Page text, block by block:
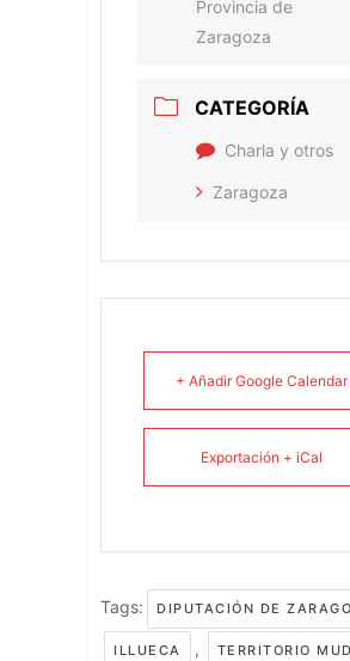
Provincia de
Zaragoza
CATEGORÍA
Charla y otros
Zaragoza
+ Añadir Google Calendar
Exportación + iCal
Tags: DIPUTACIÓN DE
ILLUECA , TERRITORIO